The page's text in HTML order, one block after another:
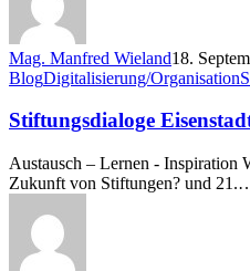
Mag. Manfred Wieland18.
Stiftungsdialoge
20./21.10.2025
BlogDigitalisierung/Organisation
Stiftungsdialoge
Austausch – Lernen - Inspiration
Zukunft von Stiftungen? und